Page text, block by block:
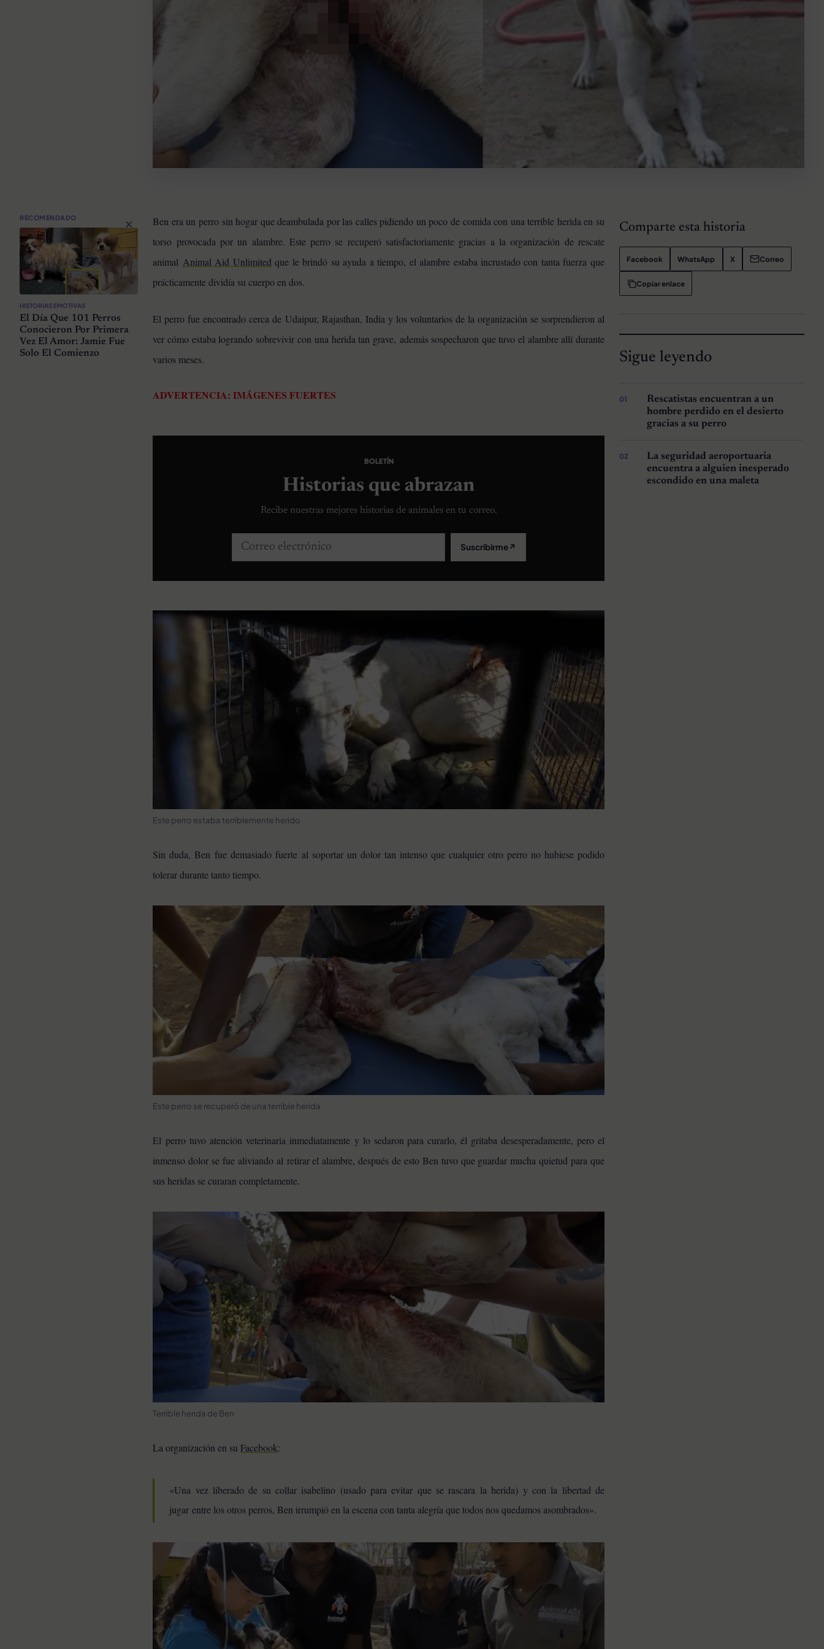
×
RECOMENDADO
HISTORIAS EMOTIVAS
El Día Que 101 Perros
Conocieron Por Primera
Vez El Amor: Jamie Fue
Solo El Comienzo
Ben era un perro sin hogar que deambulada por las calles pidiendo un poco de comida con una terrible herida en su
torso provocada por un alambre. Este perro se recuperó satisfactoriamente gracias a la organización de rescate
animal Animal Aid Unlimited que le brindó su ayuda a tiempo, el alambre estaba incrustado con tanta fuerza que
prácticamente dividía su cuerpo en dos.
El perro fue encontrado cerca de Udaipur, Rajasthan, India y los voluntarios de la organización se sorprendieron al
ver cómo estaba logrando sobrevivir con una herida tan grave, además sospecharon que tuvo el alambre allí durante
varios meses.
ADVERTENCIA: IMÁGENES FUERTES
BOLETÍN
Historias que abrazan
Recibe nuestras mejores historias de animales en tu correo.
Correo electrónico Suscribirme↗
Este perro estaba terriblemente herido
Sin duda, Ben fue demasiado fuerte al soportar un dolor tan intenso que cualquier otro perro no hubiese podido
tolerar durante tanto tiempo.
Este perro se recuperó de una terrible herida
El perro tuvo atención veterinaria inmediatamente y lo sedaron para curarlo, él gritaba desesperadamente, pero el
inmenso dolor se fue aliviando al retirar el alambre, después de esto Ben tuvo que guardar mucha quietud para que
sus heridas se curaran completamente.
Terrible herida de Ben
La organización en su Facebook:
«Una vez liberado de su collar isabelino (usado para evitar que se rascara la herida) y con la libertad de
jugar entre los otros perros, Ben irrumpió en la escena con tanta alegría que todos nos quedamos asombrados».
Comparte esta historia
Facebook WhatsApp X Correo
Copiar enlace
Sigue leyendo
Rescatistas encuentran a un
hombre perdido en el desierto
gracias a su perro
La seguridad aeroportuaria
encuentra a alguien inesperado
escondido en una maleta